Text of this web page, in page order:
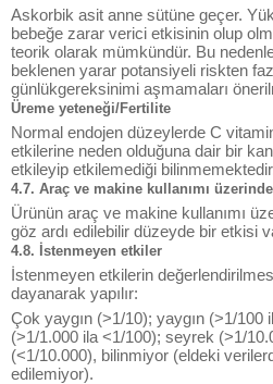
Askorbik asit anne sütüne geçer.
bebeğe zarar verici etkisinin olup
teorik olarak mümkündür. Bu
beklenen yarar potansiyeli riskten
günlükgereksinimi aşmamaları
Üreme yeteneği/Fertilite
Normal endojen düzeylerde C
etkilerine neden olduğuna dair bir
etkileyip etkilemediği
4.7. Araç ve makine kullanımı
Ürünün araç ve makine kullanımı
göz ardı edilebilir düzeyde bir etkisi
4.8. İstenmeyen etkiler
İstenmeyen etkilerin
dayanarak yapılır:
Çok yaygın (>1/10); yaygın (>1/100
(>1/1.000 ila <1/100); seyrek (>1/
(<1/10.000), bilinmiyor (eldeki
edilemiyor).